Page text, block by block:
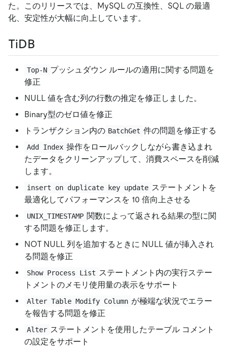
た。このリリースでは、MySQL の互換性、SQL の最適
化、安定性が大幅に向上しています。
TiDB
Top-N プッシュダウン ルールの適用に関する問題を
修正
NULL 値を含む列の行数の推定を修正しました。
Binary型のゼロ値を修正
トランザクション内の BatchGet 件の問題を修正する
Add Index 操作をロールバックしながら書き込まれ
たデータをクリーンアップして、消費スペースを削減
します。
insert on duplicate key update ステートメントを
最適化してパフォーマンスを 10 倍向上させる
UNIX_TIMESTAMP 関数によって返される結果の型に関
する問題を修正します。
NOT NULL 列を追加するときに NULL 値が挿入され
る問題を修正
Show Process List ステートメント内の実行ステー
トメントのメモリ使用量の表示をサポート
Alter Table Modify Column が極端な状況でエラー
を報告する問題を修正
Alter ステートメントを使用したテーブル コメント
の設定をサポート